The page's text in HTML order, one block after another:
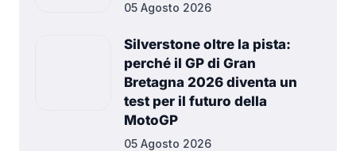
05 Agosto 2026
Silverstone oltre la pista:
perché il GP di Gran
Bretagna 2026 diventa un
test per il futuro della
MotoGP
05 Agosto 2026